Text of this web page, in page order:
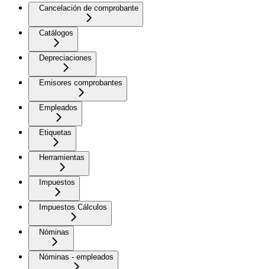
Cancelación de comprobante
Catálogos
Depreciaciones
Emisores comprobantes
Empleados
Etiquetas
Herramientas
Impuestos
Impuestos Cálculos
Nóminas
Nóminas - empleados